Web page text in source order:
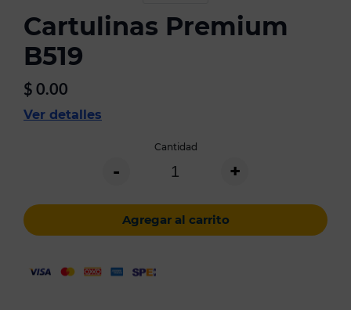
Cartulinas Premium
B519
$ 0.00
Ver detalles
Cantidad
- +
Agregar al carrito